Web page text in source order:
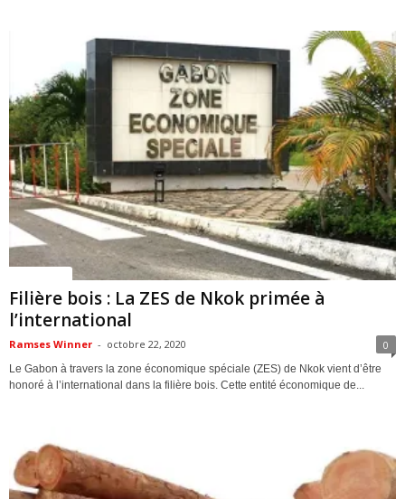
Filière bois : La ZES de Nkok primée à
l’international
Ramses Winner - octobre 22, 2020 0
Le Gabon à travers la zone économique spéciale (ZES) de Nkok vient d’être
honoré à l’international dans la filière bois. Cette entité économique de...